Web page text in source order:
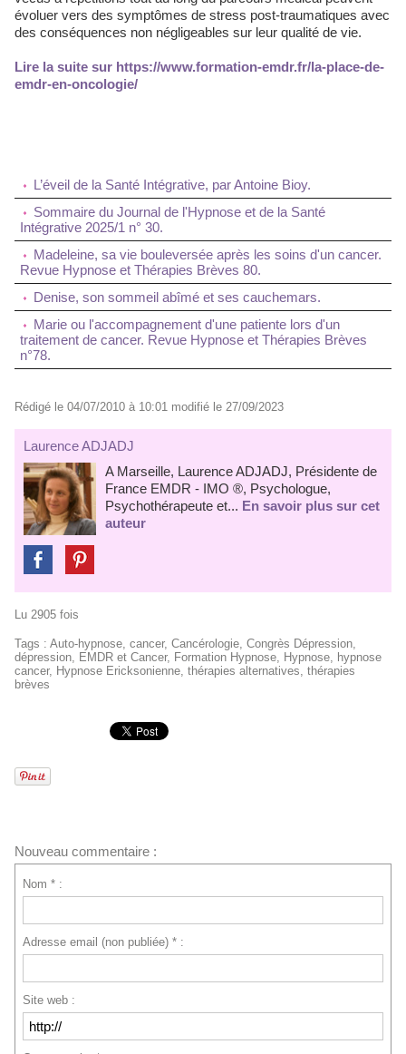
évoluer vers des symptômes de stress post-traumatiques avec
des conséquences non négligeables sur leur qualité de vie.
Lire la suite sur https://www.formation-emdr.fr/la-place-de-
emdr-en-oncologie/
L’éveil de la Santé Intégrative, par Antoine Bioy.
Sommaire du Journal de l'Hypnose et de la Santé
Intégrative 2025/1 n° 30.
Madeleine, sa vie bouleversée après les soins d'un cancer.
Revue Hypnose et Thérapies Brèves 80.
Denise, son sommeil abîmé et ses cauchemars.
Marie ou l'accompagnement d'une patiente lors d'un
traitement de cancer. Revue Hypnose et Thérapies Brèves
n°78.
Rédigé le 04/07/2010 à 10:01 modifié le 27/09/2023
Laurence ADJADJ
A Marseille, Laurence ADJADJ, Présidente de
France EMDR - IMO ®, Psychologue,
Psychothérapeute et... En savoir plus sur cet
auteur
Lu 2905 fois
Tags : Auto-hypnose, cancer, Cancérologie, Congrès Dépression,
dépression, EMDR et Cancer, Formation Hypnose, Hypnose, hypnose
cancer, Hypnose Ericksonienne, thérapies alternatives, thérapies
brèves
Nouveau commentaire :
Nom * :
Adresse email (non publiée) * :
Site web :